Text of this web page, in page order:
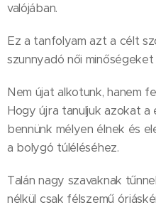
valójában.
Ez a tanfolyam azt a célt
szunnyadó női minőségeket
Nem újat alkotunk, hanem
Hogy újra tanuljuk azokat a
bennünk mélyen élnek és
a bolygó túléléséhez.
Talán nagy szavaknak
nélkül csak félszemű